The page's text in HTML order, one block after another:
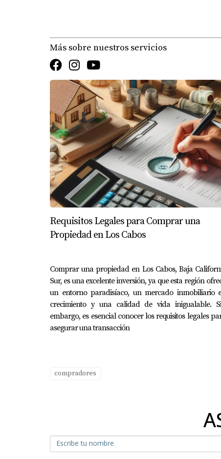
Más sobre nuestros servicios
Requisitos Legales para Comprar una
Propiedad en Los Cabos
Comprar una propiedad en Los Cabos, Baja
Sur, es una excelente inversión, ya que esta región
un entorno paradisíaco, un mercado inmobiliario
crecimiento y una calidad de vida inigualable.
embargo, es esencial conocer los requisitos legales
asegurar una transacción
compradores